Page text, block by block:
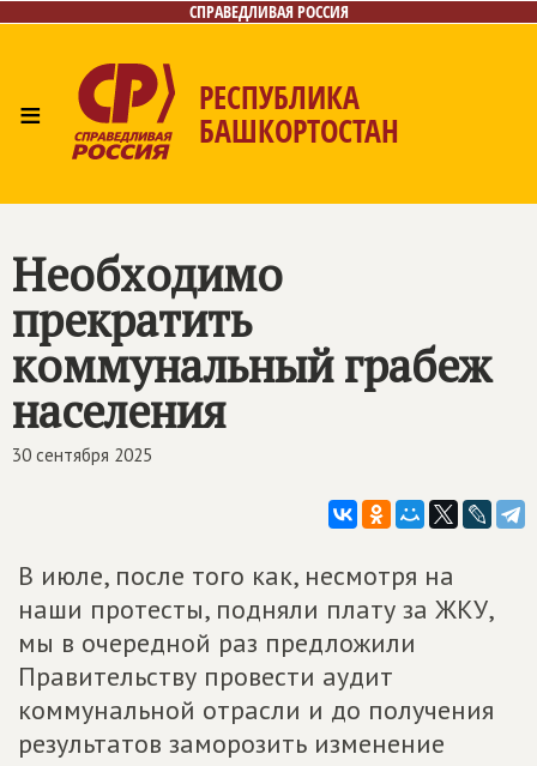
СПРАВЕДЛИВАЯ РОССИЯ
≡ РЕСПУБЛИКА
БАШКОРТОСТАН
Необходимо
прекратить
коммунальный грабеж
населения
30 сентября 2025
В июле, после того как, несмотря на
наши протесты, подняли плату за ЖКУ,
мы в очередной раз предложили
Правительству провести аудит
коммунальной отрасли и до получения
результатов заморозить изменение